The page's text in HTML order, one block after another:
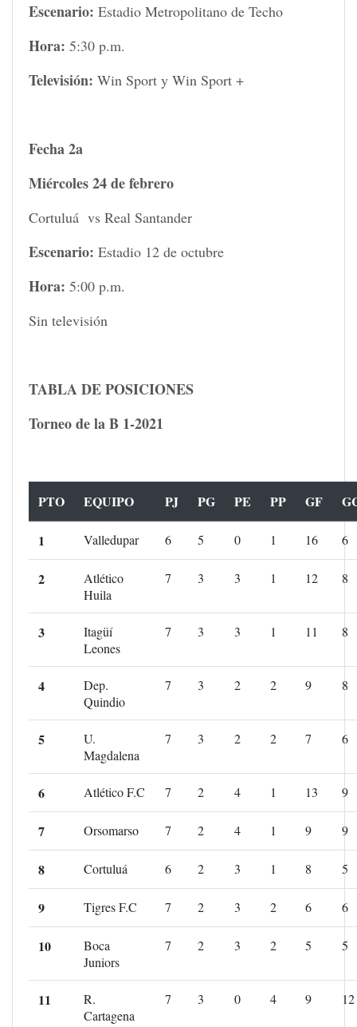
Escenario: Estadio Metropolitano de Techo
Hora: 5:30 p.m.
Televisión: Win Sport y Win Sport +
Fecha 2a
Miércoles 24 de febrero
Cortuluá vs Real Santander
Escenario: Estadio 12 de octubre
Hora: 5:00 p.m.
Sin televisión
TABLA DE POSICIONES
Torneo de la B 1-2021
PTO EQUIPO PJ PG PE PP GF
1 Valledupar 6 5 0 1 16 6
2
Atlético
Huila
7 3 3 1 12 8
3
Itagüí
Leones
7 3 3 1 11 8
4
Dep.
Quindio
7 3 2 2 9 8
5
U.
Magdalena
7 3 2 2 7 6
6 Atlético F.C 7 2 4 1 13 9
7 Orsomarso 7 2 4 1 9 9
8 Cortuluá 6 2 3 1 8 5
9 Tigres F.C 7 2 3 2 6 6
10
Boca
Juniors
7 2 3 2 5 5
11
R.
Cartagena
7 3 0 4 9 12